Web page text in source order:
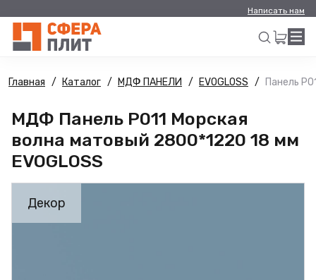
Написать нам
Искать
Главная Каталог МДФ ПАНЕЛИ EVOGLOSS Панель
МДФ Панель Р011 Морская
волна матовый 2800*1220 18 мм
EVOGLOSS
Декор